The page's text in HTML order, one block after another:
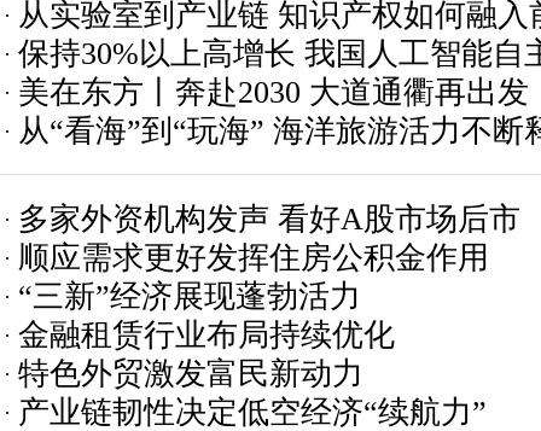
体检
从实验室到产业链 知识产权如何融
程？
保持30%以上高增长 我国人工智能自
美在东方丨奔赴2030 大道通衢再出发
从“看海”到“玩海” 海洋旅游活力不断
多家外资机构发声 看好A股市场后市
顺应需求更好发挥住房公积金作用
“三新”经济展现蓬勃活力
金融租赁行业布局持续优化
特色外贸激发富民新动力
产业链韧性决定低空经济“续航力”